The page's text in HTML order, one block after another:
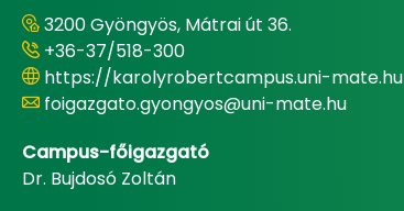
3200 Gyöngyös, Mátrai út 36.
+36-37/518-300
https://karolyrobertcampus.uni-mate.hu
foigazgato.gyongyos@uni-mate.hu
Campus-főigazgató
Dr. Bujdosó Zoltán